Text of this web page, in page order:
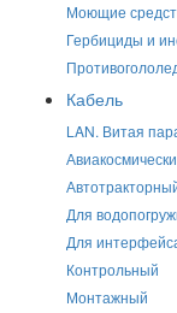
Моющие
Гербициды и
Кабель
LAN. Витая
Для
Для
Контрольный
Монтажный